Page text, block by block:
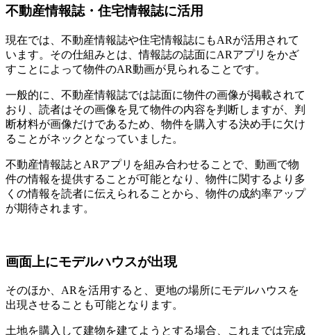
不動産情報誌・住宅情報誌に活用
現在では、不動産情報誌や住宅情報誌にもARが活用されて
います。その仕組みとは、情報誌の誌面にARアプリをかざ
すことによって物件のAR動画が見られることです。
一般的に、不動産情報誌では誌面に物件の画像が掲載されて
おり、読者はその画像を見て物件の内容を判断しますが、判
断材料が画像だけであるため、物件を購入する決め手に欠け
ることがネックとなっていました。
不動産情報誌とARアプリを組み合わせることで、動画で物
件の情報を提供することが可能となり、物件に関するより多
くの情報を読者に伝えられることから、物件の成約率アップ
が期待されます。
画面上にモデルハウスが出現
そのほか、ARを活用すると、更地の場所にモデルハウスを
出現させることも可能となります。
土地を購入して建物を建てようとする場合、これまでは完成